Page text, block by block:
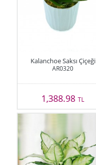
Kalanchoe Saksı Çiçeği
AR0320
1,388.98TL